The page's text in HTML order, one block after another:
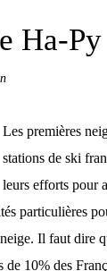
Ha-Py
Les premières
stations de ski
leurs efforts pour
particulières
Il faut dire
10% des